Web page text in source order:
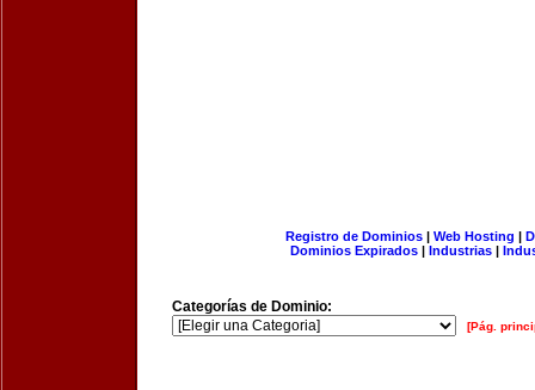
Registro de Dominios| Web Hosting |
Dominios Expirados | Industrias |
Categorías de Dominio:
[Pág.